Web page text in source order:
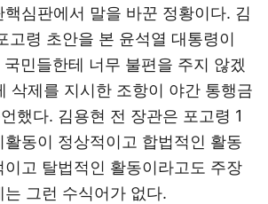
심판에서 말을 바꾼 정황이다. 김
고령 초안을 본 윤석열 대통령이
민들한테 너무 불편을 주지 않겠
삭제를 지시한 조항이 야간 통행금
했다. 김용현 전 장관은 포고령 1
동이 정상적이고 합법적인 활동
이고 탈법적인 활동이라고도 주장
그런 수식어가 없다.